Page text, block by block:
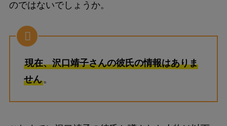
のではないでしょうか。
現在、沢口靖子さんの彼氏の情報はありま
せん。